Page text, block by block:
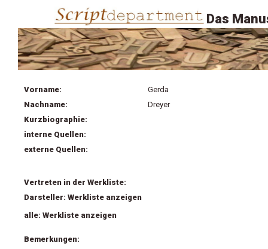
Das
Vorname:
Gerda
Nachname:
Dreyer
Kurzbiographie:
interne Quellen:
externe Quellen:
Vertreten in der Werkliste:
Darsteller: Werkliste anzeigen
alle: Werkliste anzeigen
Bemerkungen: